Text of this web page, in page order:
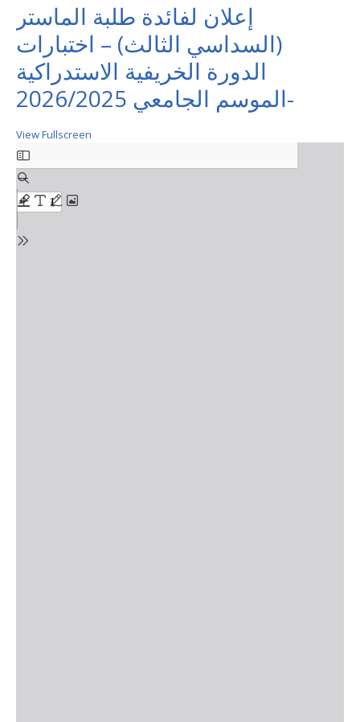
إعلان لفائدة طلبة الماستر
(السداسي الثالث) – اختبارات
الدورة الخريفية الاستدراكية
-الموسم الجامعي 2026/2025
View Fullscreen